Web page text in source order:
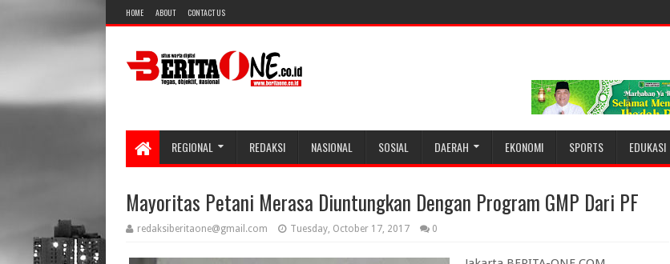
HOME ABOUT CONTACT US
REGIONAL REDAKSI NASIONAL SOSIAL DAERAH EKONOMI SPORTS EDUKASI
Mayoritas Petani Merasa Diuntungkan Dengan Program GMP Dari PF
redaksiberitaone@gmail.com Tuesday, October 17, 2017 0